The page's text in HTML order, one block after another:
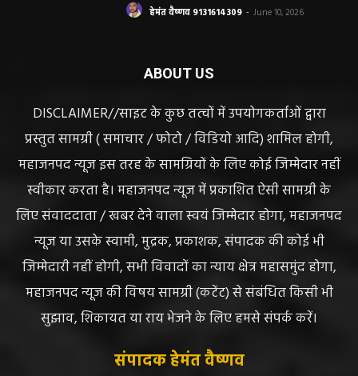
हेमंत वैष्णव 9131614309 - June 10, 2026
ABOUT US
DISCLAIMER//साइट के कुछ तत्वों में उपयोगकर्ताओं द्वारा
प्रस्तुत सामग्री ( समाचार / फोटो / विडियो आदि) शामिल होगी,
महाजनपद न्यूज इस तरह के सामग्रियों के लिए कोई जिम्मेदार नहीं
स्वीकार करता है। महाजनपद न्यूज में प्रकाशित ऐसी सामग्री के
लिए संवाददाता / खबर देने वाला स्वयं जिम्मेदार होगा, महाजनपद
न्यूज या उसके स्वामी, मुद्रक, प्रकाशक, संपादक की कोई भी
जिम्मेदारी नहीं होगी, सभी विवादों का न्याय क्षेत्र महासमुंद होगा,
महाजनपद न्यूज की विषय सामग्री (कटेंट) से संबंधित किसी भी
सुझाव, शिकायत या राय भेजने के लिए हमसे संपर्क करें।
संपादक हेमंत वैष्णव